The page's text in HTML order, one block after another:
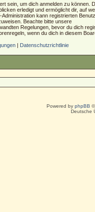
sein, um dich anmelden zu können.
erledigt und ermöglicht dir, auf
kann registrierten
Beachte bitte unsere
Regelungen, bevor du dich
wenn du dich in diesem
| Datenschutzrichtlinie
Powered by phpBB
Deutsche